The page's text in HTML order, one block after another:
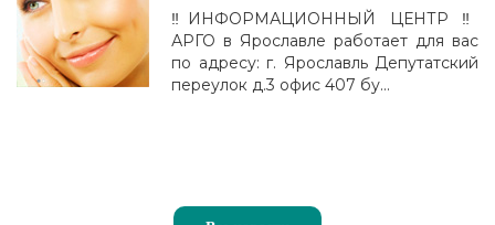
‼️ИНФОРМАЦИОННЫЙ ЦЕНТР ‼️
АРГО в Ярославле работает для вас
по адресу: г. Ярославль Депутатский
переулок д.3 офис 407 бу...